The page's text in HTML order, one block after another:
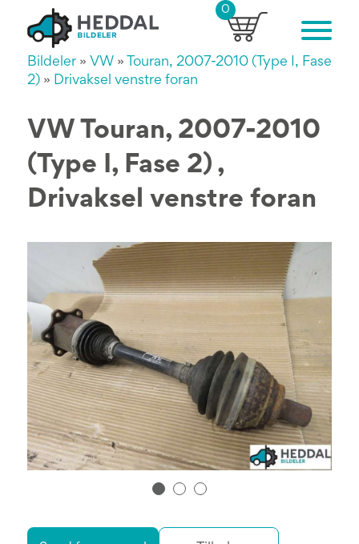
0
Bildeler » VW »
Touran, 2007-2010 (Type I, Fase
2) » Drivaksel venstre foran
VW Touran, 2007-2010
(Type I, Fase 2) ,
Drivaksel venstre foran